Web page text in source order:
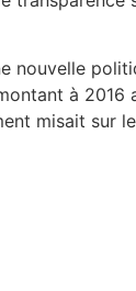
nouvelle
à 2016
misait sur